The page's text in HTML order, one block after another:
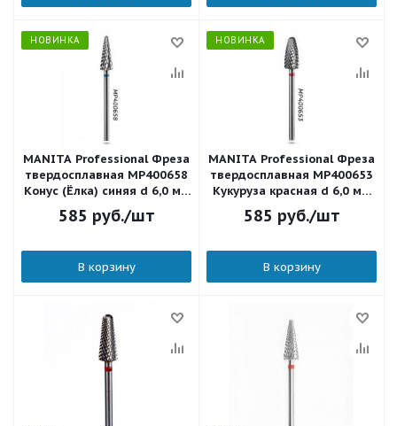
НОВИНКА
MANITA Professional Фреза
твердосплавная MP400658
Конус (Ёлка) синяя d 6,0 мм
ФКДЕ 60-С L15
585 руб./шт
В корзину
НОВИНКА
MANITA Professional Фреза
твердосплавная MP400653
Кукуруза красная d 6,0 мм
ФКД 60-М L14
585 руб./шт
В корзину